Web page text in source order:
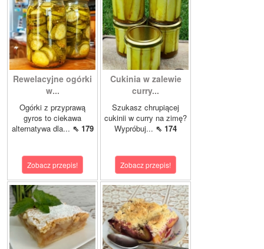
Rewelacyjne ogórki
w...
Ogórki z przyprawą
gyros to ciekawa
alternatywa dla... ⇖ 179
Zobacz przepis!
Cukinia w zalewie
curry...
Szukasz chrupiącej
cukinii w curry na zimę?
Wypróbuj... ⇖ 174
Zobacz przepis!